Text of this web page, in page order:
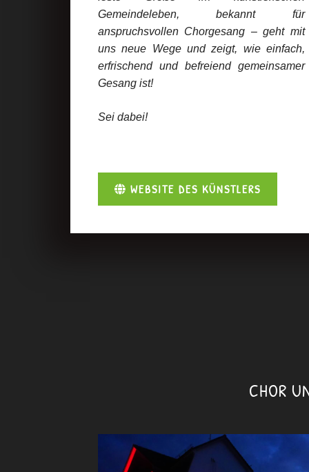
Gemeindeleben, bekannt für
anspruchsvollen Chorgesang – geht mit
uns neue Wege und zeigt, wie einfach,
erfrischend und befreiend gemeinsamer
Gesang ist!
Sei dabei!
WEBSITE DES KÜNSTLERS
CHOR